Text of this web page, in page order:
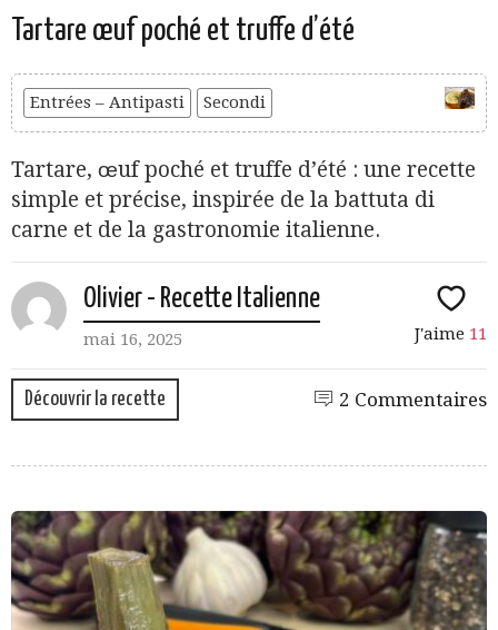
Tartare œuf poché et truffe d’été
Entrées – Antipasti Secondi
Tartare, œuf poché et truffe d’été : une recette
simple et précise, inspirée de la battuta di
carne et de la gastronomie italienne.
Olivier - Recette Italienne
mai 16, 2025 J'aime 11
Découvrir la recette 2 Commentaires